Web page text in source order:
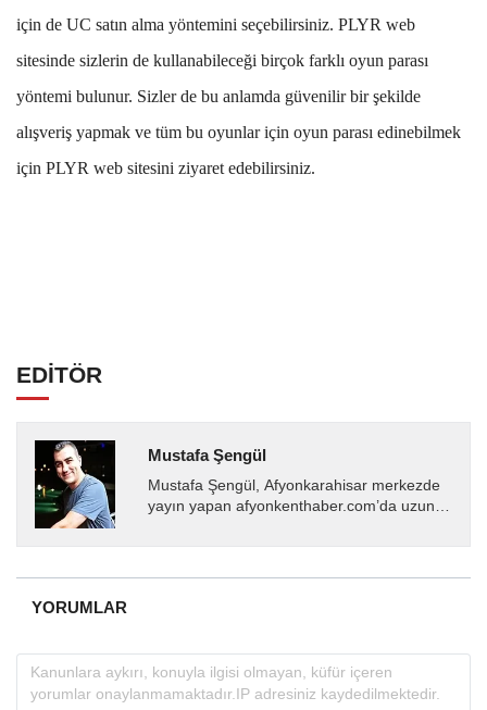
için de UC satın alma yöntemini seçebilirsiniz. PLYR web
sitesinde sizlerin de kullanabileceği birçok farklı oyun parası
yöntemi bulunur. Sizler de bu anlamda güvenilir bir şekilde
alışveriş yapmak ve tüm bu oyunlar için oyun parası edinebilmek
için PLYR web sitesini ziyaret edebilirsiniz.
EDİTÖR
Mustafa Şengül
Mustafa Şengül, Afyonkarahisar merkezde
yayın yapan afyonkenthaber.com’da uzun
almakta, haber akışı...
YORUMLAR